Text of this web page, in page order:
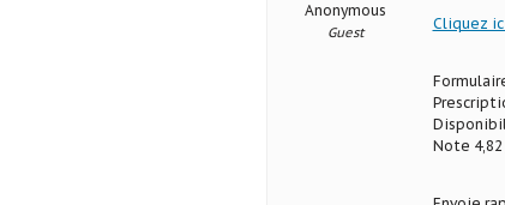
Anonymous
Guest Cliquez
Note